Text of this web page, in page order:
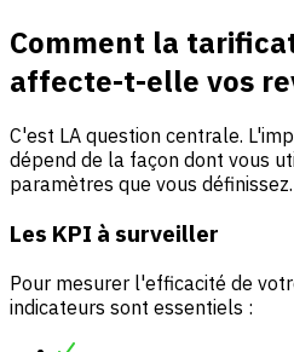
Comment la
affecte-t-elle vos
C'est LA question centrale.
dépend de la façon dont vous
paramètres que vous définissez.
Les KPI à surveiller
Pour mesurer l'efficacité de
indicateurs sont essentiels :